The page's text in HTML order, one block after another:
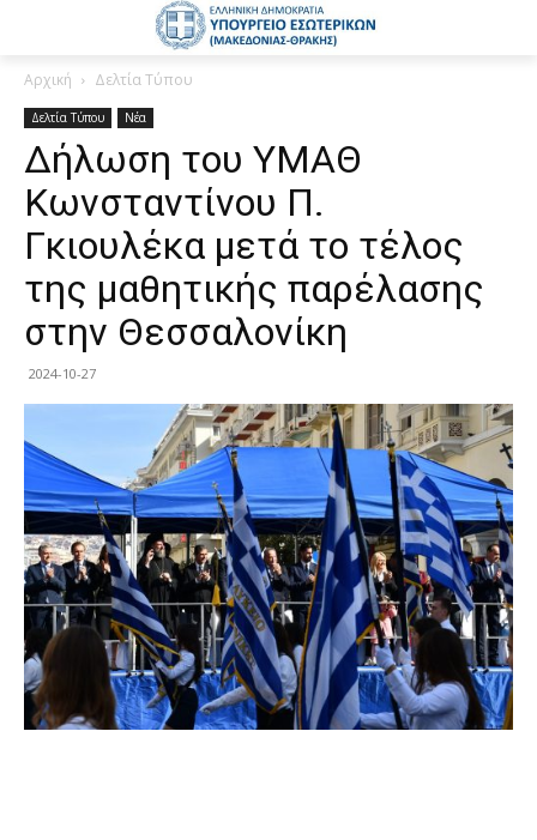
Αρχική Δελτία Τύπου
Δελτία Τύπου Νέα
Δήλωση του ΥΜΑΘ
Κωνσταντίνου Π.
Γκιουλέκα μετά το τέλος
της μαθητικής παρέλασης
στην Θεσσαλονίκη
2024-10-27